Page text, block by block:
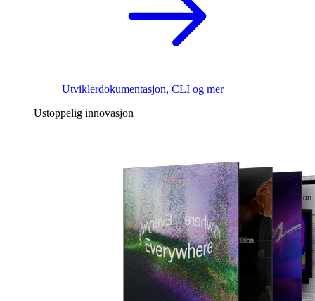
Utviklerdokumentasjon, CLI og mer
Ustoppelig innovasjon